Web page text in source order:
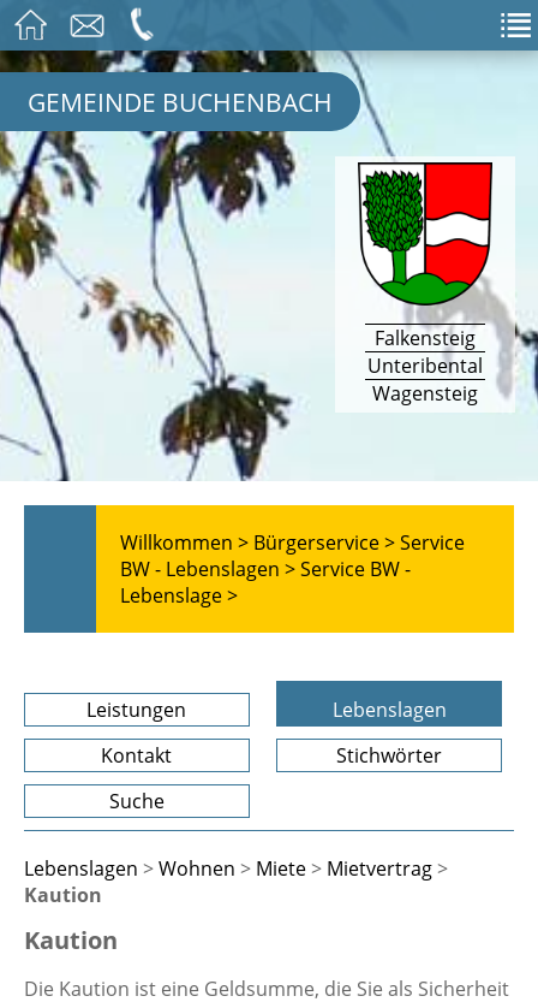
GEMEINDE BUCHENBACH
Falkensteig
Unteribental
Wagensteig
Willkommen > Bürgerservice >Service
BW - Lebenslagen >Service BW -
Lebenslage >
Leistungen
Lebenslagen
Kontakt
Stichwörter
Suche
Lebenslagen >Wohnen > Miete> Mietvertrag>
Kaution
Kaution
Die Kaution ist eine Geldsumme, die Sie als Sicherheit